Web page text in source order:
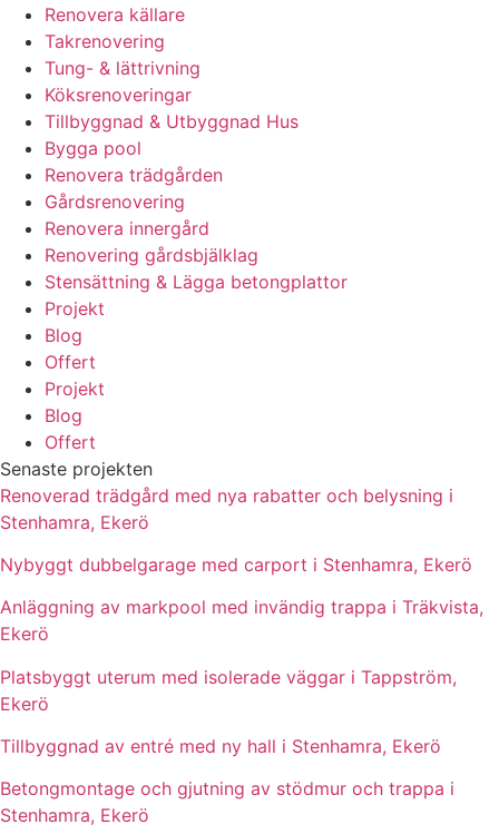
Renovera källare
Takrenovering
Tung- & lättrivning
Köksrenoveringar
Tillbyggnad & Utbyggnad Hus
Bygga pool
Renovera trädgården
Gårdsrenovering
Renovera innergård
Renovering gårdsbjälklag
Stensättning & Lägga betongplattor
Projekt
Blog
Offert
Projekt
Blog
Offert
Senaste projekten
Renoverad trädgård med nya rabatter och belysning i
Stenhamra, Ekerö
Nybyggt dubbelgarage med carport i Stenhamra, Ekerö
Anläggning av markpool med invändig trappa i Träkvista,
Ekerö
Platsbyggt uterum med isolerade väggar i Tappström,
Ekerö
Tillbyggnad av entré med ny hall i Stenhamra, Ekerö
Betongmontage och gjutning av stödmur och trappa i
Stenhamra, Ekerö